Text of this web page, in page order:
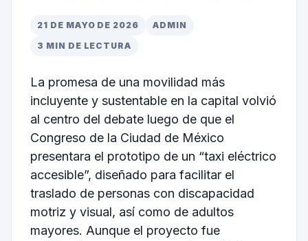
21 DE MAYO DE 2026
ADMIN
3 MIN DE LECTURA
La promesa de una movilidad más
incluyente y sustentable en la capital volvió
al centro del debate luego de que el
Congreso de la Ciudad de México
presentara el prototipo de un “taxi eléctrico
accesible”, diseñado para facilitar el
traslado de personas con discapacidad
motriz y visual, así como de adultos
mayores. Aunque el proyecto fue